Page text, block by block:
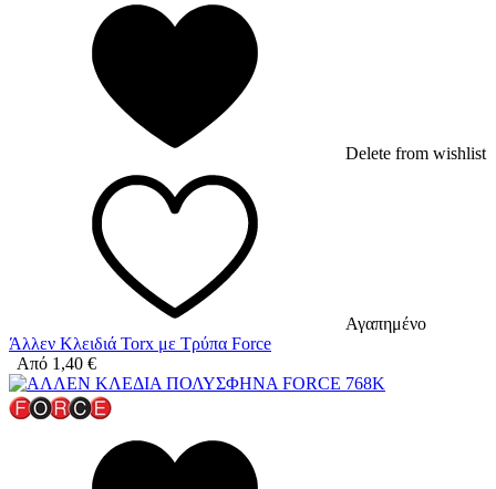
Delete from wishlist
Αγαπημένο
Άλλεν Κλειδιά Torx με Τρύπα Force
Από 1,40 €